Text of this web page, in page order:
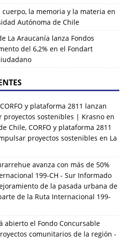
la memoria y la materia en
Autónoma de Chile
La Araucanía lanza Fondos
del 6,2% en el Fondart
y plataforma 2811 lanzan
proyectos sostenibles | Krasno en
Chile, CORFO y plataforma 2811
proyectos sostenibles en La
avanza con más de 50%
199-CH - Sur Informado
de la pasada urbana de
de la Ruta Internacional 199-
abierto el Fondo Concursable
comunitarios de la región -